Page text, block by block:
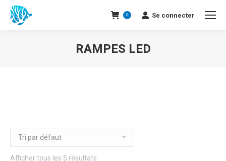
0 Se connecter
RAMPES LED
Afficher tous les 5 résultats